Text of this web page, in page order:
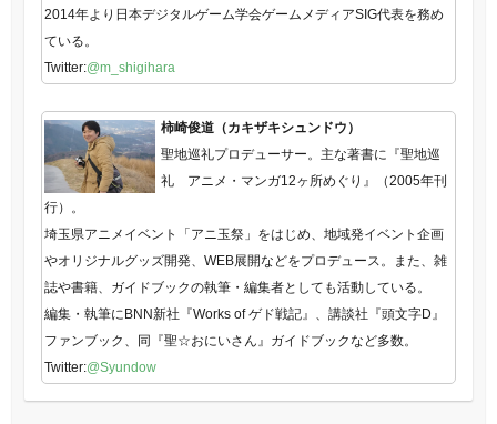
2014年より日本デジタルゲーム学会ゲームメディアSIG代表を務め
ている。
Twitter:@m_shigihara
柿崎俊道（カキザキシュンドウ）
聖地巡礼プロデューサー。主な著書に『聖地巡
礼 アニメ・マンガ12ヶ所めぐり』（2005年刊
行）。
埼玉県アニメイベント「アニ玉祭」をはじめ、地域発イベント企画
やオリジナルグッズ開発、WEB展開などをプロデュース。また、雑
誌や書籍、ガイドブックの執筆・編集者としても活動している。
編集・執筆にBNN新社『Works of ゲド戦記』、講談社『頭文字D』
ファンブック、同『聖☆おにいさん』ガイドブックなど多数。
Twitter:@Syundow